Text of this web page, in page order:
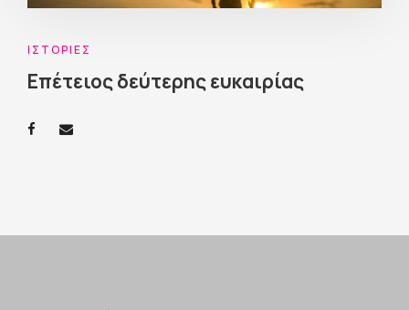
ΙΣΤΟΡΊΕΣ
Επέτειος δεύτερης ευκαιρίας